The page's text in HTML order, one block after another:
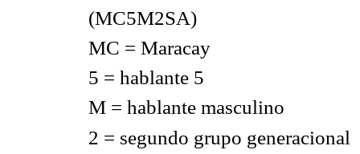
(MC5M2SA)
MC = Maracay
5 = hablante 5
M = hablante masculino
2 = segundo grupo generacional